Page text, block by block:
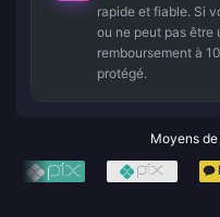
rapide et fiable. Si
ou ne peut pas être
remboursement à
protégé.
Moyens